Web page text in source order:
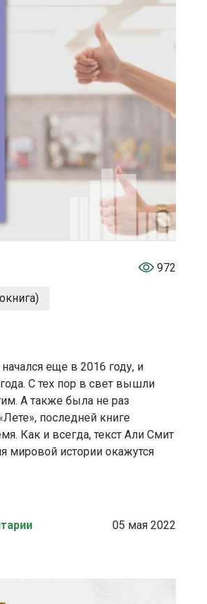
972
еще в 2016 году, и
С тех пор в свет вышли
А также была не раз
последней книге
Как и всегда, текст Али Смит
мировой истории окажутся
05 мая 2022